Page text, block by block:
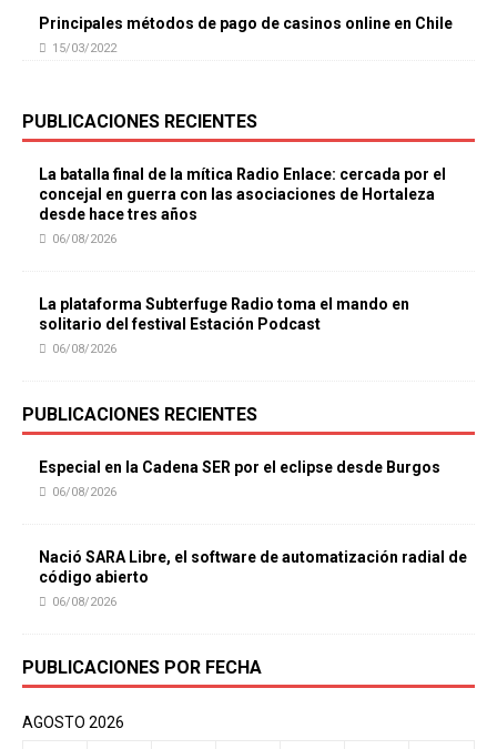
Principales métodos de pago de casinos online en Chile
15/03/2022
PUBLICACIONES RECIENTES
La batalla final de la mítica Radio Enlace: cercada por el
concejal en guerra con las asociaciones de Hortaleza
desde hace tres años
06/08/2026
La plataforma Subterfuge Radio toma el mando en
solitario del festival Estación Podcast
06/08/2026
PUBLICACIONES RECIENTES
Especial en la Cadena SER por el eclipse desde Burgos
06/08/2026
Nació SARA Libre, el software de automatización radial de
código abierto
06/08/2026
PUBLICACIONES POR FECHA
AGOSTO 2026